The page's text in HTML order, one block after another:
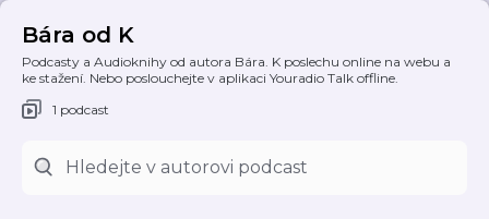
Bára od K
Podcasty a Audioknihy od autora Bára. K poslechu online na webu a
ke stažení. Nebo poslouchejte v aplikaci Youradio Talk offline.
1 podcast